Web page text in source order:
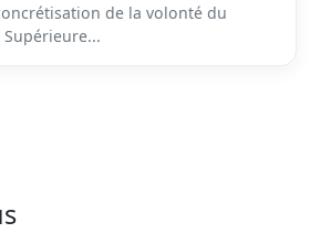
de la volonté du
Supérieure...